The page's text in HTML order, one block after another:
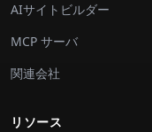
AIサイトビルダー
MCP サーバ
関連会社
リソース